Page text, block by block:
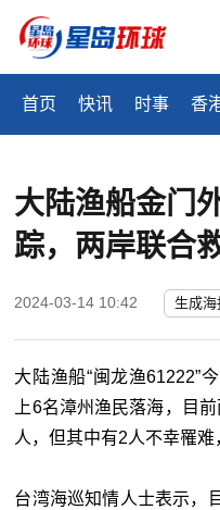
首页 快讯 时事 香
大陆渔船金门
踪，两岸联合
2024-03-14 10:42 生成海
大陆渔船“闽龙渔61222”
上6名漳州渔民落海，目
人，但其中有2人不幸罹难
台湾海巡知情人士表示，